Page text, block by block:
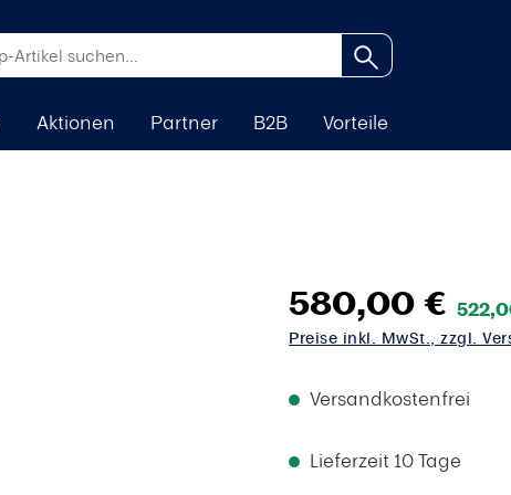
Aktionen Partner B2B Vorteile
580,00 €
Preise inkl. MwSt., zzgl.
Versandkostenfrei
Lieferzeit 10 Tage